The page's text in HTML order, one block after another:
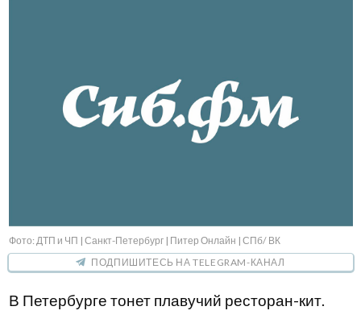
Фото: ДТП и ЧП | Санкт-Петербург | Питер Онлайн | СПб/ ВК
ПОДПИШИТЕСЬ НА TELEGRAM-КАНАЛ
В Петербурге тонет плавучий ресторан-кит.